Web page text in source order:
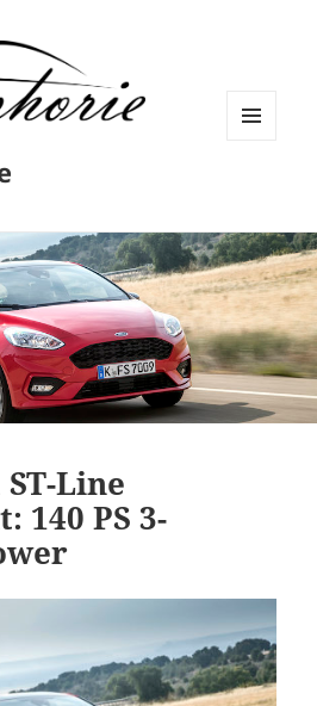
Line
140 PS 3-